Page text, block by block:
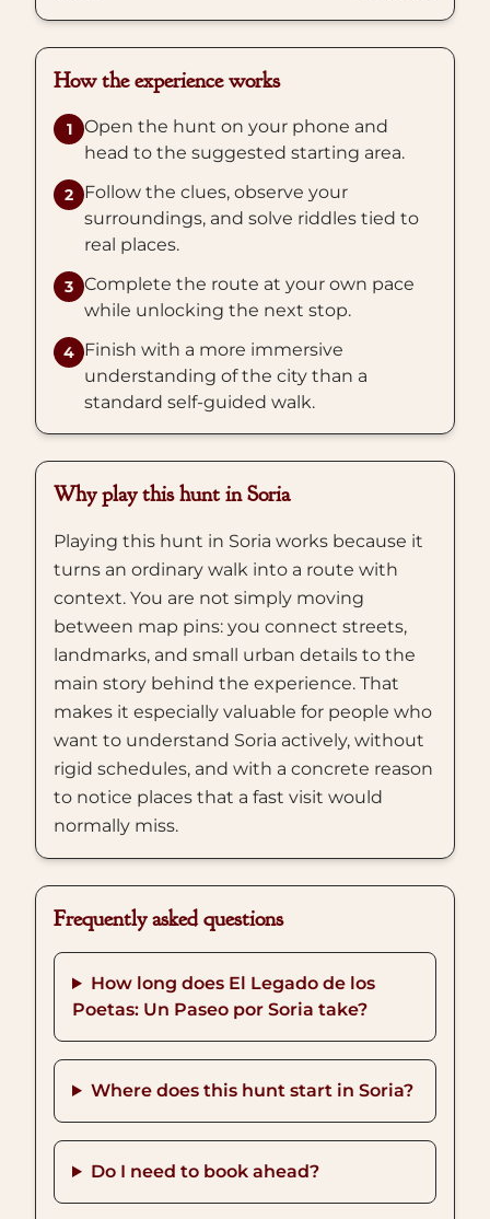
How the experience works
1
Open the hunt on your phone and
head to the suggested starting area.
2
Follow the clues, observe your
surroundings, and solve riddles tied to
real places.
3 Complete the route at your own pace
while unlocking the next stop.
4 Finish with a more immersive
understanding of the city than a
standard self-guided walk.
Why play this hunt in Soria
Playing this hunt in Soria works because it
turns an ordinary walk into a route with
context. You are not simply moving
between map pins: you connect streets,
landmarks, and small urban details to the
main story behind the experience. That
makes it especially valuable for people who
want to understand Soria actively, without
rigid schedules, and with a concrete reason
to notice places that a fast visit would
normally miss.
Frequently asked questions
How long does El Legado de los
Poetas: Un Paseo por Soria take?
Where does this hunt start in Soria?
Do I need to book ahead?